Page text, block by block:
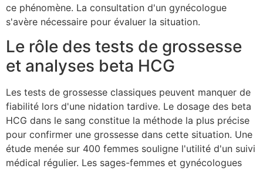
ce phénomène. La consultation d'un gynécologue
s'avère nécessaire pour évaluer la situation.
Le rôle des tests de grossesse
et analyses beta HCG
Les tests de grossesse classiques peuvent manquer de
fiabilité lors d'une nidation tardive. Le dosage des beta
HCG dans le sang constitue la méthode la plus précise
pour confirmer une grossesse dans cette situation. Une
étude menée sur 400 femmes souligne l'utilité d'un suivi
médical régulier. Les sages-femmes et gynécologues